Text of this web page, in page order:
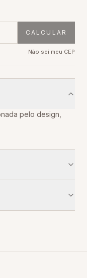
CALCULAR
Não sei meu CEP
pelo design,